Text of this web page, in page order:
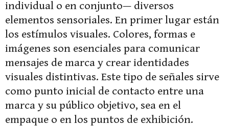
individual o en conjunto— diversos
elementos sensoriales. En primer lugar están
los estímulos visuales. Colores, formas e
imágenes son esenciales para comunicar
mensajes de marca y crear identidades
visuales distintivas. Este tipo de señales sirve
como punto inicial de contacto entre una
marca y su público objetivo, sea en el
empaque o en los puntos de exhibición.